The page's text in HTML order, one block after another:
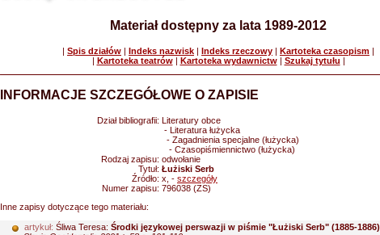
Materiał dostępny za lata 1989-2012
| Spis działów | Indeks nazwisk | Indeks rzeczowy | Kartoteka czasopism |
| Kartoteka teatrów| Kartoteka wydawnictw| Szukaj tytułu |
INFORMACJE SZCZEGÓŁOWE O ZAPISIE
Dział bibliografii: Literatury obce
- Literatura łużycka
- Zagadnienia specjalne (łużycka)
- Czasopiśmiennictwo (łużycka)
Rodzaj zapisu: odwołanie
Tytuł: Łużiski Serb
Źródło: x, - szczegóły
Numer zapisu: 796038 (ZS)
Inne zapisy dotyczące tego materiału:
artykuł: Śliwa Teresa: Środki językowej perswazji w piśmie "Łużiski Serb" (1885-1886)